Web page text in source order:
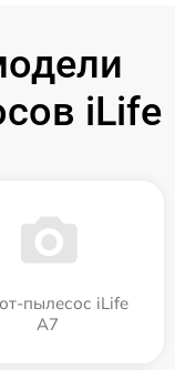
iLife
пылесос iLife
A7